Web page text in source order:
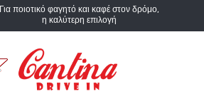
Για ποιοτικό φαγητό και καφέ στον δρόμο,
η καλύτερη επιλογή